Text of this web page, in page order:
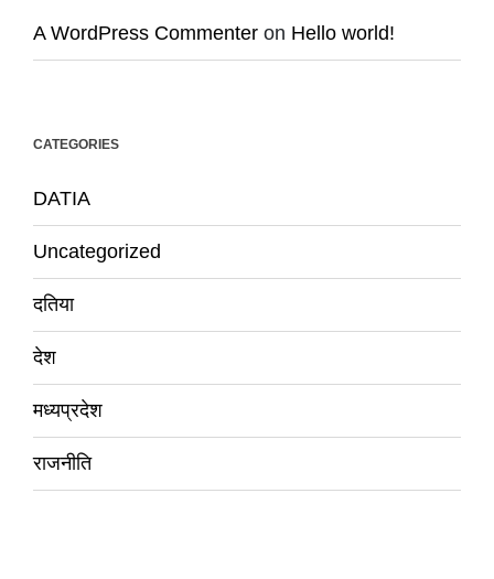
A WordPress Commenter on Hello world!
CATEGORIES
DATIA
Uncategorized
दतिया
देश
मध्यप्रदेश
राजनीति